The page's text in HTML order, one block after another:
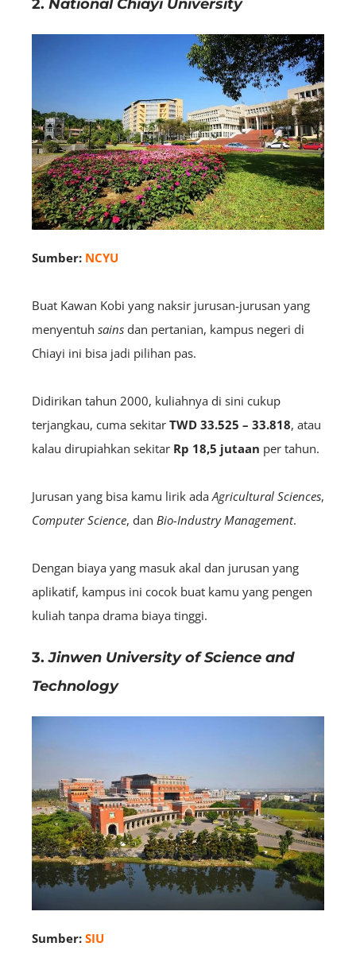
2. National Chiayi University
Sumber: NCYU
Buat Kawan Kobi yang naksir jurusan-jurusan yang
menyentuh sains dan pertanian, kampus negeri di
Chiayi ini bisa jadi pilihan pas.
Didirikan tahun 2000, kuliahnya di sini cukup
terjangkau, cuma sekitar TWD 33.525 – 33.818, atau
kalau dirupiahkan sekitar Rp 18,5 jutaan per tahun.
Jurusan yang bisa kamu lirik ada Agricultural Sciences,
Computer Science, dan Bio-Industry Management.
Dengan biaya yang masuk akal dan jurusan yang
aplikatif, kampus ini cocok buat kamu yang pengen
kuliah tanpa drama biaya tinggi.
3. Jinwen University of Science and
Technology
Sumber: SIU